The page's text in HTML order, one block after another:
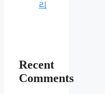
리
Recent
Comments